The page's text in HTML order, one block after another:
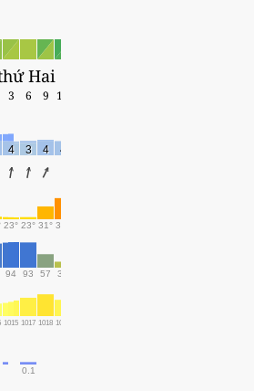
Hai 10
3 6 9 12
4 3 4 4
23° 23° 31° 36°
94 93 57 34
1015 1017 1018 1016
0.1